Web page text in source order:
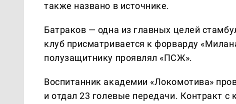
также названо в источнике.
Батраков — одна из главных целей
клуб присматривается к форварду
полузащитнику проявлял «ПСЖ».
Воспитанник академии «Локомотива»
и отдал 23 голевые передачи. Контракт с